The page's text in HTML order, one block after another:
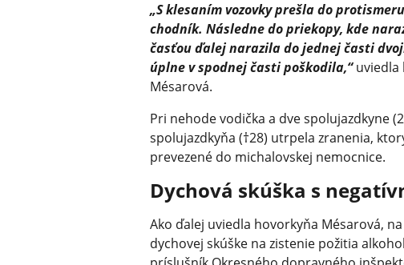
„S klesaním vozovky prešla do
chodník. Následne do priekopy, kde
časťou ďalej narazila do jednej časti
úplne v spodnej časti poškodila,“uviedla
Mésarová.
Pri nehode vodička a dve spolujazdkyne
spolujazdkyňa (†28) utrpela zranenia,
prevezené do michalovskej nemocnice.
Dychová skúška s
Ako ďalej uviedla hovorkyňa Mésarová,
dychovej skúške na zistenie požitia